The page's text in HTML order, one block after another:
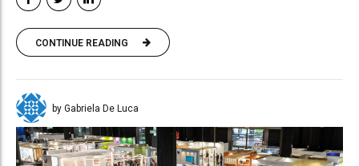
CONTINUE READING
by Gabriela De Luca